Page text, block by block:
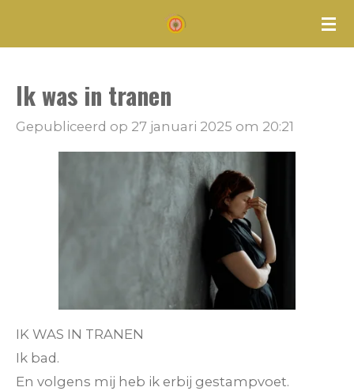
deIk was in tranen
Gepubliceerd op 27 januari 2025 om 20:21
IK WAS IN TRANEN
Ik bad.
En volgens mij heb ik erbij gestampvoet.